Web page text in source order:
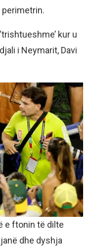
kur u
i Neymarit, Davi
e ftonin të dilte
dhe dyshja